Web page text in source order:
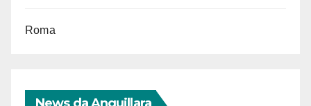
Roma
News da Anguillara